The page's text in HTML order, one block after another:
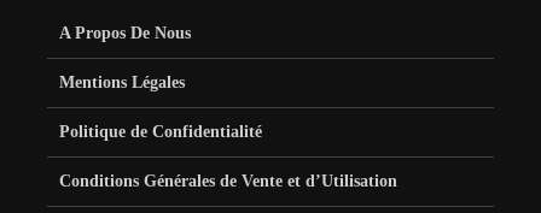
A Propos De Nous
Mentions Légales
Politique de Confidentialité
Conditions Générales de Vente et d’Utilisation